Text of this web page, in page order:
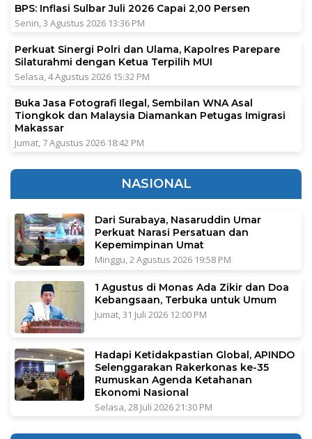
BPS: Inflasi Sulbar Juli 2026 Capai 2,00 Persen
Senin, 3 Agustus 2026 13:36 PM
Perkuat Sinergi Polri dan Ulama, Kapolres Parepare
Silaturahmi dengan Ketua Terpilih MUI
Selasa, 4 Agustus 2026 15:32 PM
Buka Jasa Fotografi Ilegal, Sembilan WNA Asal
Tiongkok dan Malaysia Diamankan Petugas Imigrasi
Makassar
Jumat, 7 Agustus 2026 18:42 PM
NASIONAL
Dari Surabaya, Nasaruddin Umar
Perkuat Narasi Persatuan dan
Kepemimpinan Umat
Minggu, 2 Agustus 2026 19:58 PM
1 Agustus di Monas Ada Zikir dan Doa
Kebangsaan, Terbuka untuk Umum
Jumat, 31 Juli 2026 12:00 PM
Hadapi Ketidakpastian Global, APINDO
Selenggarakan Rakerkonas ke-35
Rumuskan Agenda Ketahanan
Ekonomi Nasional
Selasa, 28 Juli 2026 21:30 PM